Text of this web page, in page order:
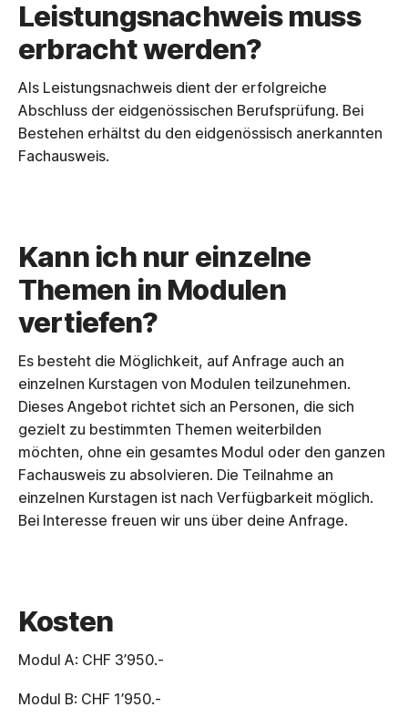
Leistungsnachweis muss
erbracht werden?
Als Leistungsnachweis dient der erfolgreiche
Abschluss der eidgenössischen Berufsprüfung. Bei
Bestehen erhältst du den eidgenössisch anerkannten
Fachausweis.
Kann ich nur einzelne
Themen in Modulen
vertiefen?
Es besteht die Möglichkeit, auf Anfrage auch an
einzelnen Kurstagen von Modulen teilzunehmen.
Dieses Angebot richtet sich an Personen, die sich
gezielt zu bestimmten Themen weiterbilden
möchten, ohne ein gesamtes Modul oder den ganzen
Fachausweis zu absolvieren. Die Teilnahme an
einzelnen Kurstagen ist nach Verfügbarkeit möglich.
Bei Interesse freuen wir uns über deine Anfrage.
Kosten
Modul A: CHF 3’950.-
Modul B: CHF 1’950.-